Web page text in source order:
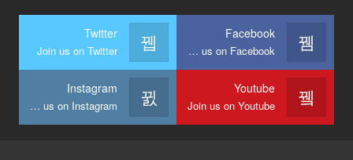
Facebook
Join us on Facebook
Twitter
Join us on Twitter
Youtube
Join us on Youtube
Instagram
Join us on Instagram